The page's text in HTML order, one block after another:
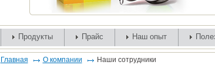
Продукты Прайс Наш опыт
Главная О компании Наши сотрудники